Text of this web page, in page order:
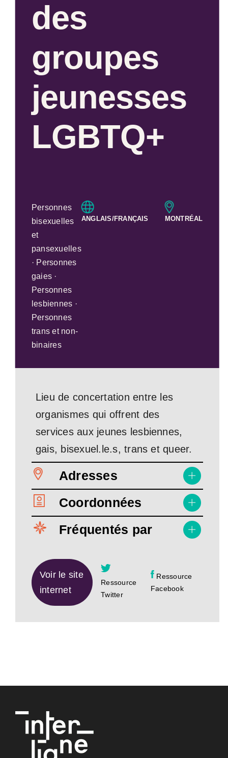
des
groupes
jeunesses
LGBTQ+
Personnes
bisexuelles
et
pansexuelles
· Personnes
gaies ·
Personnes
lesbiennes ·
Personnes
trans et non-
binaires
ANGLAIS/FRANÇAIS MONTRÉAL
Lieu de concertation entre les
organismes qui offrent des
services aux jeunes lesbiennes,
gais, bisexuel.le.s, trans et queer.
Adresses
Coordonnées
Fréquentés par
Voir le site
internet
Ressource
Twitter
Ressource
Facebook